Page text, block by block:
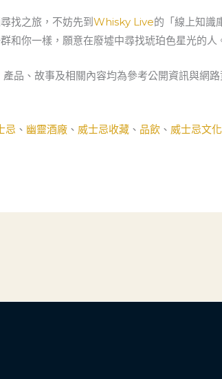
找之旅，不妨先到Whisky Live的「線上知識
和你一樣，願意在廢墟中尋找琥珀色星光的人
品、故事及相關內容均為參考公開資訊與網
忌 、 幽靈酒廠 、 威士忌收藏 、 品飲 、 威士忌文化